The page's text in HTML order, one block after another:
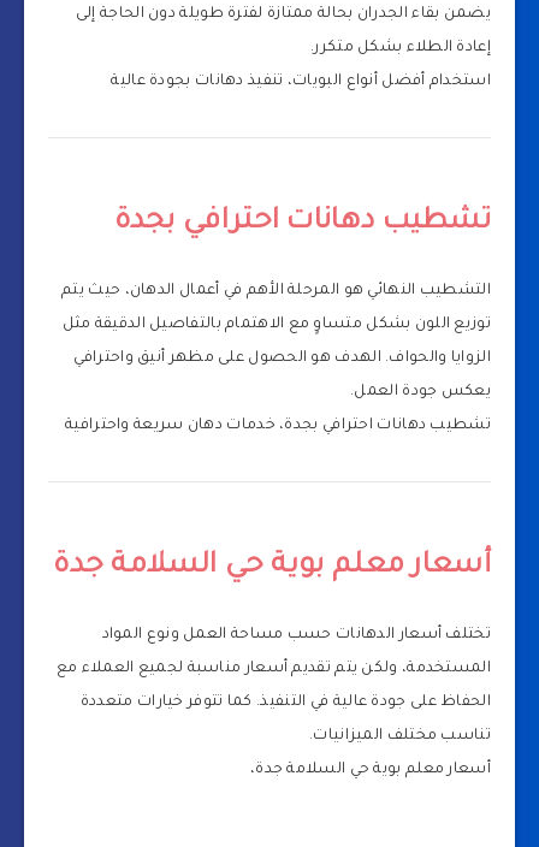
يضمن بقاء الجدران بحالة ممتازة لفترة طويلة دون الحاجة إلى
إعادة الطلاء بشكل متكرر.
استخدام أفضل أنواع البويات، تنفيذ دهانات بجودة عالية
تشطيب دهانات احترافي بجدة
التشطيب النهائي هو المرحلة الأهم في أعمال الدهان، حيث يتم
توزيع اللون بشكل متساوٍ مع الاهتمام بالتفاصيل الدقيقة مثل
الزوايا والحواف. الهدف هو الحصول على مظهر أنيق واحترافي
يعكس جودة العمل.
تشطيب دهانات احترافي بجدة، خدمات دهان سريعة واحترافية
أسعار معلم بوية حي السلامة جدة
تختلف أسعار الدهانات حسب مساحة العمل ونوع المواد
المستخدمة، ولكن يتم تقديم أسعار مناسبة لجميع العملاء مع
الحفاظ على جودة عالية في التنفيذ. كما تتوفر خيارات متعددة
تناسب مختلف الميزانيات.
أسعار معلم بوية حي السلامة جدة،